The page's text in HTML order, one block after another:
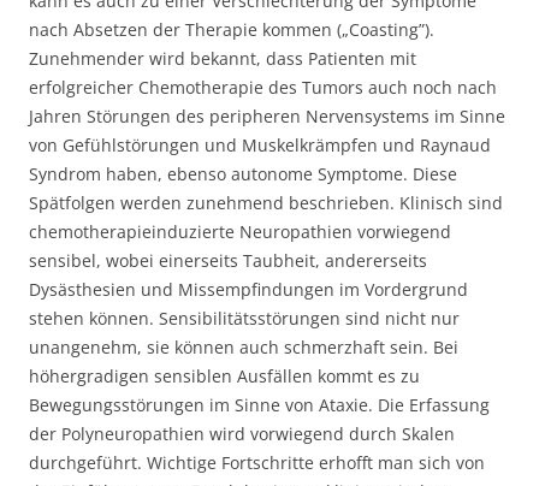
nach Absetzen der Therapie kommen („Coasting”).
Zunehmender wird bekannt, dass Patienten mit
erfolgreicher Chemotherapie des Tumors auch noch nach
Jahren Störungen des peripheren Nervensystems im Sinne
von Gefühlstörungen und Muskelkrämpfen und Raynaud
Syndrom haben, ebenso autonome Symptome. Diese
Spätfolgen werden zunehmend beschrieben. Klinisch sind
chemotherapieinduzierte Neuropathien vorwiegend
sensibel, wobei einerseits Taubheit, andererseits
Dysästhesien und Missempfindungen im Vordergrund
stehen können. Sensibilitätsstörungen sind nicht nur
unangenehm, sie können auch schmerzhaft sein. Bei
höhergradigen sensiblen Ausfällen kommt es zu
Bewegungsstörungen im Sinne von Ataxie. Die Erfassung
der Polyneuropathien wird vorwiegend durch Skalen
durchgeführt. Wichtige Fortschritte erhofft man sich von